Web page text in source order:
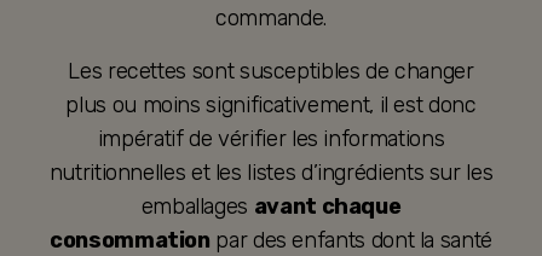
commande.
Les recettes sont susceptibles de changer
plus ou moins significativement, il est donc
impératif de vérifier les informations
nutritionnelles et les listes d’ingrédients sur les
emballages avant chaque
consommation par des enfants dont la santé